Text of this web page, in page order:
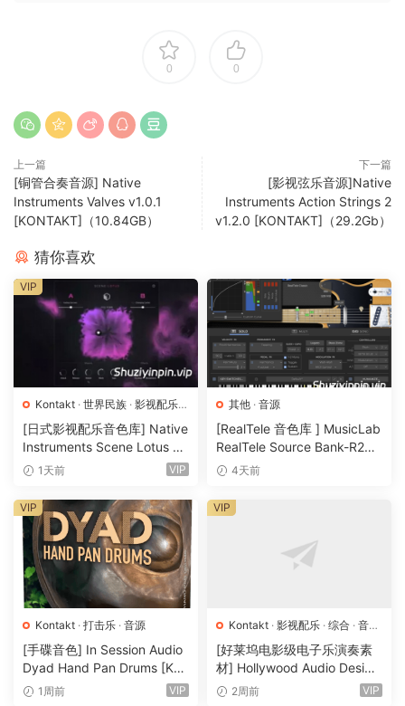
narrative to unfathomed depths.
– Create, dark, driving patterns and pulses with a unique,
new sequencing engine
– Layer expertly sound-designed variations of orchestral,
synthetic, and field-recorded loops
– Go deep with editable patterns for each layer, intuitive
macro knobs, mix controls, and studio-grade effects
The SCHEMA Engine
SCHEMA: DARK is built around a 16-step sequencer unlike
any other: start with four tempo-synced loops of two bars
each, toggle up to 16 steps for each layer to create unique
rhythmic patterns, then vary the density of your creation
using the mod wheel. Get instantly satisfying results or
dive in to explore polyrhythmic trickery, uneasy ambience,
high-intensity walls of sound – and every point in between.
Full-spectrum darkness
From curated field recordings to modular synth sequences
and expertly captured orchestral recordings from the
renowned Sofia Session Studio, SCHEMA DARK’s 1700
unique loops are united only by a pitch-dark tonality and
your project’s tempo. Keep drones, basses, synths, and
orchestral sounds in key using your MIDI keyboard, and
pitch drums and SFX to taste with the dedicated Tuning
knob.
Take it further
0 0
上一篇
[铜管合奏音源] Native
Instruments Valves v1.0.1
[KONTAKT]（10.84GB）
下一篇
[影视弦乐音源]Native
Instruments Action Strings 2
v1.2.0 [KONTAKT]（29.2Gb）
猜你喜欢
Kontakt · 世界民族 · 影视配乐·
音源
[日式影视配乐音色库] Native
Instruments Scene Lotus v1.
1.2 [KONTAKT]（1.3GB）
1天前 VIP
VIP
其他 · 音源
[RealTele 音色库 ] MusicLab
RealTele Source Bank-R2R
[WiN]（3.13GB）
4天前
Kontakt · 打击乐 · 音源
[手碟音色] In Session Audio
Dyad Hand Pan Drums [KO
NTAKT]（4.33GB）
1周前 VIP
VIP
Kontakt · 影视配乐 · 综合 · 音效
特殊· 音源
[好莱坞电影级电子乐演奏素
材] Hollywood Audio Design
FUTURE WORLDS [KONTAK
2周前 VIP
VIP